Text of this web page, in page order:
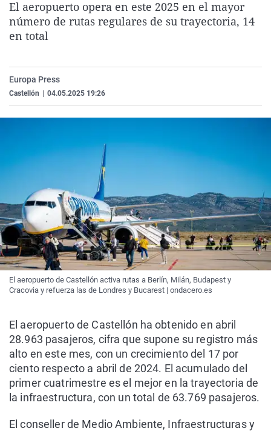
La rosa de los vientos
Gente viajera
Caso
Retornados
Extremadura
Galicia
Virales
Televisión
El aeropuerto opera en este 2025 en el mayor
número de rutas regulares de su trayectoria, 14
en total
Europa Press
Castellón 04.05.2025 19:26
El aeropuerto de Castellón activa rutas a Berlín, Milán, Budapest y
Cracovia y refuerza las de Londres y Bucarest | ondacero.es
El aeropuerto de Castellón ha obtenido en abril
28.963 pasajeros, cifra que supone su registro más
alto en este mes, con un crecimiento del 17 por
ciento respecto a abril de 2024. El acumulado del
primer cuatrimestre es el mejor en la trayectoria de
la infraestructura, con un total de 63.769 pasajeros.
El conseller de Medio Ambiente, Infraestructuras y